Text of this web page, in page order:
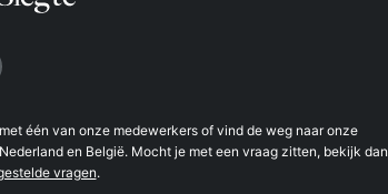
één van onze medewerkers of vind de weg naar onze
en België. Mocht je met een vraag zitten, bekijk dan
vragen.